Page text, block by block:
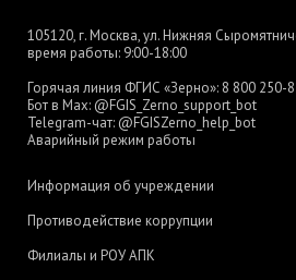
105120, г. Москва, ул. Нижняя
время работы: 9:00-18:00
Горячая линия ФГИС «Зерно»: 8 800 250-
Бот в Max: @FGIS_Zerno_support_bot
Telegram-чат: @FGISZerno_help_bot
Аварийный режим работы
Информация об учреждении
Противодействие коррупции
Филиалы и РОУ АПК